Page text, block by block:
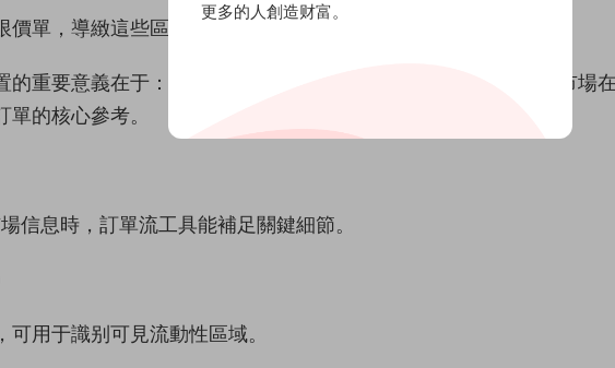
單，導緻這些區域長期維持較高的挂單密度。
重要意義在于：這些區域并非“能不能突破”的判斷依據，而是市場
的核心參考。
信息時，訂單流工具能補足關鍵細節。
用于識别可見流動性區域。
更多的人創造财富。